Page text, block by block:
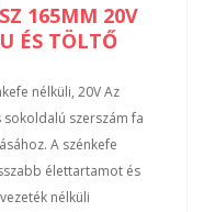
165MM 20V
ÉS TÖLTŐ
nélküli, 20V Az
sokoldalú szerszám fa
A szénkefe
élettartamot és
nélküli